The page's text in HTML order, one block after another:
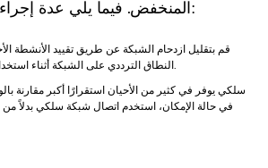
المنخفض. فيما يلي عدة إجراءات يمكنك مراعاتها:
قم بتقليل ازدحام الشبكة عن طريق تقييد الأنشطة
النطاق الترددي على الشبكة أثناء استخدام سطح المكتب عن بُعد.
في حالة الإمكان، استخدم اتصال شبكة سلكي بدلاً من